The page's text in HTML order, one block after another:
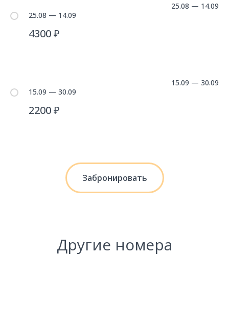
25.08 — 14.09
25.08 — 14.09
4300 ₽
15.09 — 30.09
15.09 — 30.09
2200 ₽
Забронировать
Другие номера